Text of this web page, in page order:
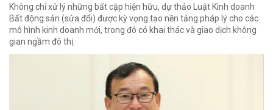
Không chỉ xử lý những bất cập hiện hữu, dự thảo Luật Kinh doanh
Bất động sản (sửa đổi) được kỳ vọng tạo nền tảng pháp lý cho các
mô hình kinh doanh mới, trong đó có khai thác và giao dịch không
gian ngầm đô thị.